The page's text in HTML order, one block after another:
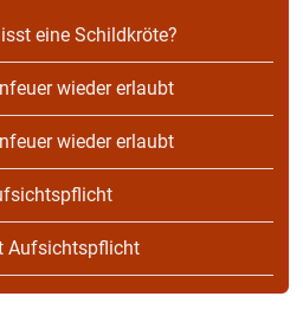
eine Schildkröte?
wieder erlaubt
wieder erlaubt
Aufsichtspflicht